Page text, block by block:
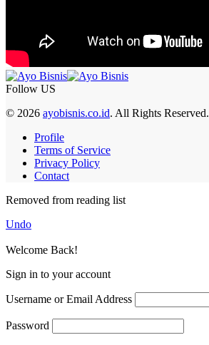
Follow US
© 2026 ayobisnis.co.id. All Rights Reserved.
Profile
Terms of Service
Privacy Policy
Contact
Removed from reading list
Undo
Welcome Back!
Sign in to your account
Username or Email Address
Password